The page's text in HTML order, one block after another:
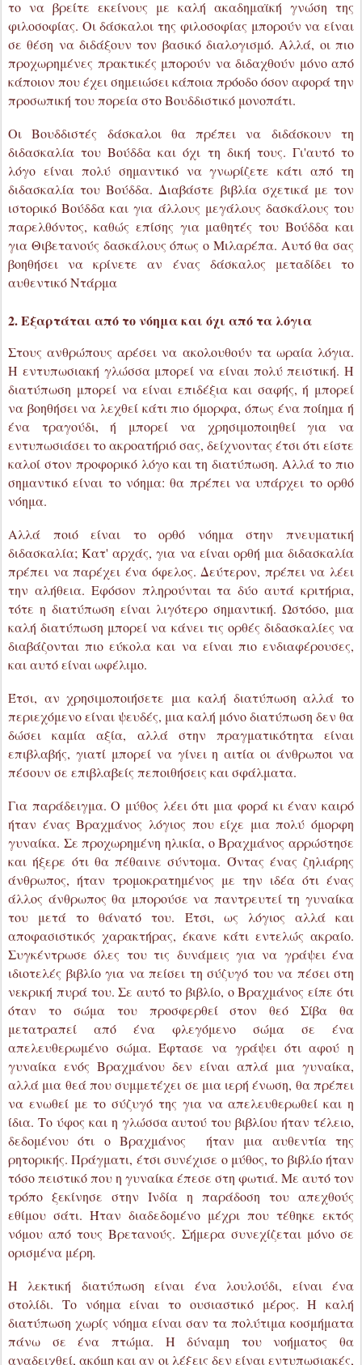
κάποιον που έχει σημειώσει κάποια πρόοδο όσον αφορά την
προσωπική του πορεία στο Βουδδιστικό μονοπάτι.
Οι Βουδδιστές δάσκαλοι θα πρέπει να διδάσκουν τη
διδασκαλία του Βούδδα και όχι τη δική τους. Γι'αυτό το
λόγο είναι πολύ σημαντικό να γνωρίζετε κάτι από τη
διδασκαλία του Βούδδα. Διαβάστε βιβλία σχετικά με τον
ιστορικό Βούδδα και για άλλους μεγάλους δασκάλους του
παρελθόντος, καθώς επίσης για μαθητές του Βούδδα και
για Θιβετανούς δασκάλους όπως ο Μιλαρέπα. Αυτό θα σας
βοηθήσει να κρίνετε αν ένας δάσκαλος μεταδίδει το
αυθεντικό Ντάρμα
2. Εξαρτάται από το νόημα και όχι από τα λόγια
Στους ανθρώπους αρέσει να ακολουθούν τα ωραία λόγια.
Η εντυπωσιακή γλώσσα μπορεί να είναι πολύ πειστική. Η
να βοηθήσει να λεχθεί κάτι πιο όμορφα, όπως ένα ποίημα ή
ένα τραγούδι, ή μπορεί να χρησιμοποιηθεί για να
εντυπωσιάσει το ακροατήριό σας, δείχνοντας έτσι ότι είστε
καλοί στον προφορικό λόγο και τη διατύπωση. Αλλά το πιο
σημαντικό είναι το νόημα: θα πρέπει να υπάρχει το ορθό
νόημα.
Αλλά ποιό είναι το ορθό νόημα στην πνευματική
διδασκαλία; Κατ' αρχάς, για να είναι ορθή μια διδασκαλία
πρέπει να παρέχει ένα όφελος. Δεύτερον, πρέπει να λέει
την αλήθεια. Εφόσον πληρούνται τα δύο αυτά κριτήρια,
τότε η διατύπωση είναι λιγότερο σημαντική. Ωστόσο, μια
καλή διατύπωση μπορεί να κάνει τις ορθές διδασκαλίες να
διαβάζονται πιο εύκολα και να είναι πιο ενδιαφέρουσες,
και αυτό είναι ωφέλιμο.
Έτσι, αν χρησιμοποιήσετε μια καλή διατύπωση αλλά το
περιεχόμενο είναι ψευδές, μια καλή μόνο διατύπωση δεν θα
δώσει καμία αξία, αλλά στην πραγματικότητα είναι
επιβλαβής, γιατί μπορεί να γίνει η αιτία οι άνθρωποι να
πέσουν σε επιβλαβείς πεποιθήσεις και σφάλματα.
Για παράδειγμα. Ο μύθος λέει ότι μια φορά κι έναν καιρό
ήταν ένας Βραχμάνος λόγιος που είχε μια πολύ όμορφη
γυναίκα. Σε προχωρημένη ηλικία, ο Βραχμάνος αρρώστησε
και ήξερε ότι θα πέθαινε σύντομα. Όντας ένας ζηλιάρης
άνθρωπος, ήταν τρομοκρατημένος με την ιδέα ότι ένας
άλλος άνθρωπος θα μπορούσε να παντρευτεί τη γυναίκα
του μετά το θάνατό του. Έτσι, ως λόγιος αλλά και
αποφασιστικός χαρακτήρας, έκανε κάτι εντελώς ακραίο.
Συγκέντρωσε όλες του τις δυνάμεις για να γράψει ένα
ιδιοτελές βιβλίο για να πείσει τη σύζυγό του να πέσει στη
νεκρική πυρά του. Σε αυτό το βιβλίο, ο Βραχμάνος είπε ότι
όταν το σώμα του προσφερθεί στον θεό Σίβα θα
μετατραπεί από ένα φλεγόμενο σώμα σε ένα
απελευθερωμένο σώμα. Έφτασε να γράψει ότι αφού η
γυναίκα ενός Βραχμάνου δεν είναι απλά μια γυναίκα,
αλλά μια θεά που συμμετέχει σε μια ιερή ένωση, θα πρέπει
να ενωθεί με το σύζυγό της για να απελευθερωθεί και η
ίδια. Το ύφος και η γλώσσα αυτού του βιβλίου ήταν τέλειο,
δεδομένου ότι ο Βραχμάνος ήταν μια αυθεντία της
ρητορικής. Πράγματι, έτσι συνέχισε ο μύθος, το βιβλίο ήταν
τόσο πειστικό που η γυναίκα έπεσε στη φωτιά. Με αυτό τον
τρόπο ξεκίνησε στην Ινδία η παράδοση του απεχθούς
εθίμου σάτι. Ήταν διαδεδομένο μέχρι που τέθηκε εκτός
νόμου από τους Βρετανούς. Σήμερα συνεχίζεται μόνο σε
ορισμένα μέρη.
Η λεκτική διατύπωση είναι ένα λουλούδι, είναι ένα
στολίδι. Το νόημα είναι το ουσιαστικό μέρος. Η καλή
διατύπωση χωρίς νόημα είναι σαν τα πολύτιμα κοσμήματα
πάνω σε ένα πτώμα. Η δύναμη του νοήματος θα
αναδειχθεί, ακόμη και αν οι λέξεις δεν είναι εντυπωσιακές,
όπως μια όμορφη γυναίκα που είναι λιτή, της οποίας η
φυσική ομορφιά λάμπει ανεμπόδιστα. Μια επιδέξια
διατύπωση που συνοδεύεται από ένα ξεκάθαρο νόημα,
είναι σαν μια όμορφη γυναίκα της οποίας η φυσική γοητεία